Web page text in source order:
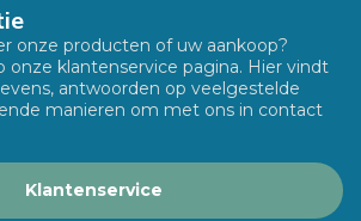
onze producten of uw aankoop?
onze klantenservice pagina. Hier vindt
antwoorden op veelgestelde
manieren om met ons in contact
Klantenservice